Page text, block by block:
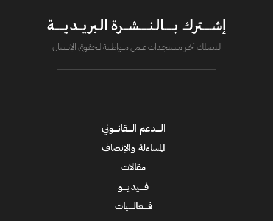
إشــــترك بــــالـنــــشــرة الـبريــديــــة
لــتصــلك آخــر مــستـجــدات عــــمل مــــواطــنة لـــحقــوق الإنــــسان
الــــدعم الــــقانــــوني
المساءلة والإنصاف
مقالات
فــــيديــــو
فــــعالــــيات